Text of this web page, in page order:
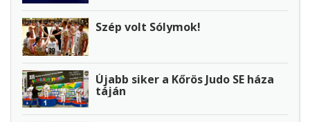
Szép volt Sólymok!
Újabb siker a Kőrös Judo SE háza
táján